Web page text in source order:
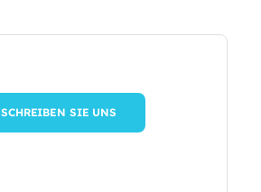
SCHREIBEN SIE UNS